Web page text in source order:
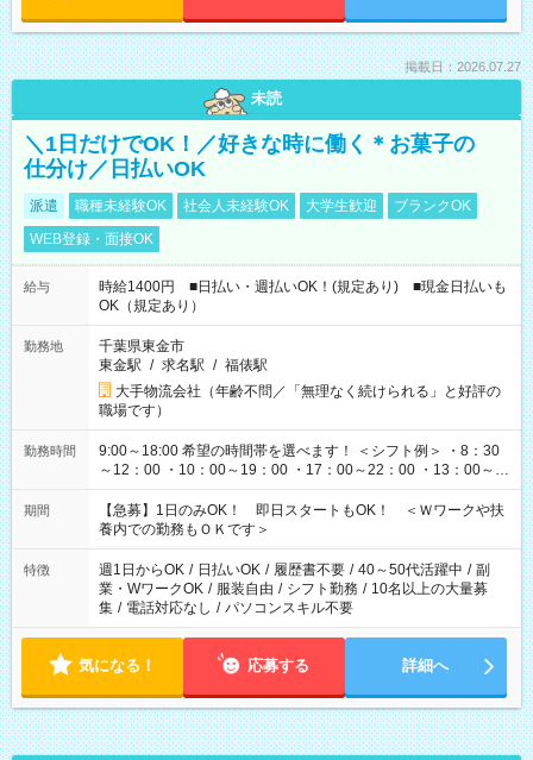
掲載日：2026.07.27
未読
＼1日だけでOK！／好きな時に働く＊お菓子の
仕分け／日払いOK
派遣 職種未経験OK 社会人未経験OK 大学生歓迎
ブランクOK
WEB登録・面接OK
給与
時給1400円 ■日払い・週払いOK！(規定あり) ■現金日払いも
OK（規定あり）
勤務地
千葉県東金市
東金駅 / 求名駅 / 福俵駅
大手物流会社（年齢不問／「無理なく続けられる」と好評の
職場です）
勤務時間
9:00～18:00 希望の時間帯を選べます！ ＜シフト例＞ ・8：30
～12：00 ・10：00～19：00 ・17：00～22：00 ・13：00～
22：00 ・22：00～翌6：00 など
期間
【急募】1日のみOK！ 即日スタートもOK！ ＜Ｗワークや扶
養内での勤務もＯＫです＞
特徴 週1日からOK / 日払いOK / 履歴書不要 / 40～50代活躍中 / 副
業・WワークOK / 服装自由 / シフト勤務 / 10名以上の大量募
集 / 電話対応なし / パソコンスキル不要
気になる！ 応募する 詳細へ